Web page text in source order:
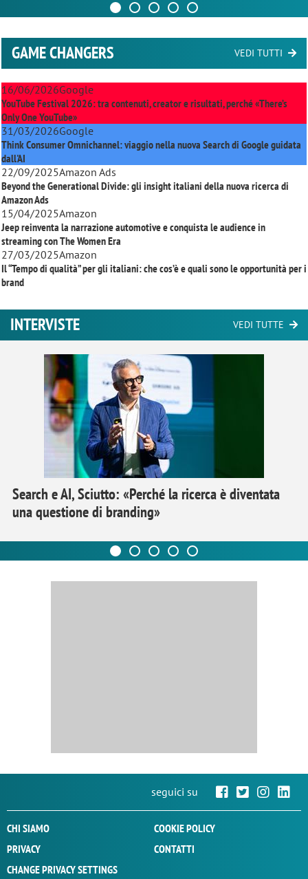
GAME CHANGERS VEDI TUTTI
16/06/2026Google
YouTube Festival 2026: tra contenuti, creator e risultati, perché «There’s
Only One YouTube»
31/03/2026Google
Think Consumer Omnichannel: viaggio nella nuova Search di Google guidata
dall'AI
22/09/2025Amazon Ads
Beyond the Generational Divide: gli insight italiani della nuova ricerca di
Amazon Ads
15/04/2025Amazon
Jeep reinventa la narrazione automotive e conquista le audience in
streaming conThe Women Era
27/03/2025Amazon
Il “Tempo di qualità” per gli italiani: che cos’è e quali sono le opportunità per i
brand
INTERVISTE VEDI TUTTE
Search e AI, Sciutto: «Perché la ricerca è diventata
una questione di branding»
seguici su
CHI SIAMO
COOKIE POLICY
PRIVACY
CONTATTI
CHANGE PRIVACY SETTINGS